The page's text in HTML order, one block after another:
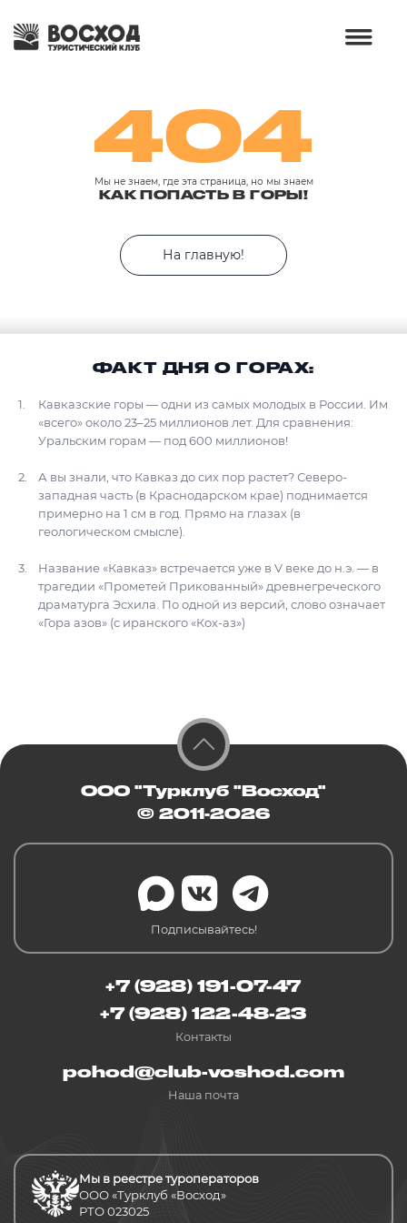
404
Мы не знаем, где эта страница, но мы знаем
КАК ПОПАСТЬ В ГОРЫ!
На главную!
ФАКТ ДНЯ О ГОРАХ:
Кавказские горы — одни из самых молодых в России. Им
«всего» около 23–25 миллионов лет. Для сравнения:
Уральским горам — под 600 миллионов!
А вы знали, что Кавказ до сих пор растет? Северо-
западная часть (в Краснодарском крае) поднимается
примерно на 1 см в год. Прямо на глазах (в
геологическом смысле).
Название «Кавказ» встречается уже в V веке до н.э. — в
трагедии «Прометей Прикованный» древнегреческого
драматурга Эсхила. По одной из версий, слово означает
«Гора азов» (с иранского «Кох-аз»)
ООО "Турклуб "Восход"
© 2011-2026
Подписывайтесь!
+7 (928) 191-07-47
+7 (928) 122-48-23
Контакты
pohod@club-voshod.com
Наша почта
Мы в реестре туроператоров
ООО «Турклуб «Восход»
РТО 023025